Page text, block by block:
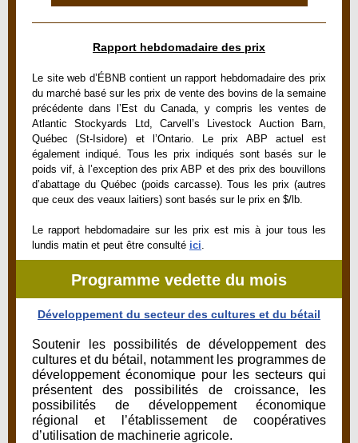
Rapport hebdomadaire des prix
Le site web d’ÉBNB contient un rapport hebdomadaire des prix
du marché basé sur les prix de vente des bovins de la semaine
précédente dans l’Est du Canada, y compris les ventes de
Atlantic Stockyards Ltd, Carvell’s Livestock Auction Barn,
Québec (St-Isidore) et l’Ontario. Le prix ABP actuel est
également indiqué. Tous les prix indiqués sont basés sur le
poids vif, à l’exception des prix ABP et des prix des bouvillons
d’abattage du Québec (poids carcasse). Tous les prix (autres
que ceux des veaux laitiers) sont basés sur le prix en $/lb.
Le rapport hebdomadaire sur les prix est mis à jour tous les
lundis matin et peut être consulté ici.
Programme vedette du mois
Développement du secteur des cultures et du bétail
Soutenir les possibilités de développement des
cultures et du bétail, notamment les programmes de
développement économique pour les secteurs qui
présentent des possibilités de croissance, les
possibilités de développement économique
régional et l’établissement de coopératives
d’utilisation de machinerie agricole.